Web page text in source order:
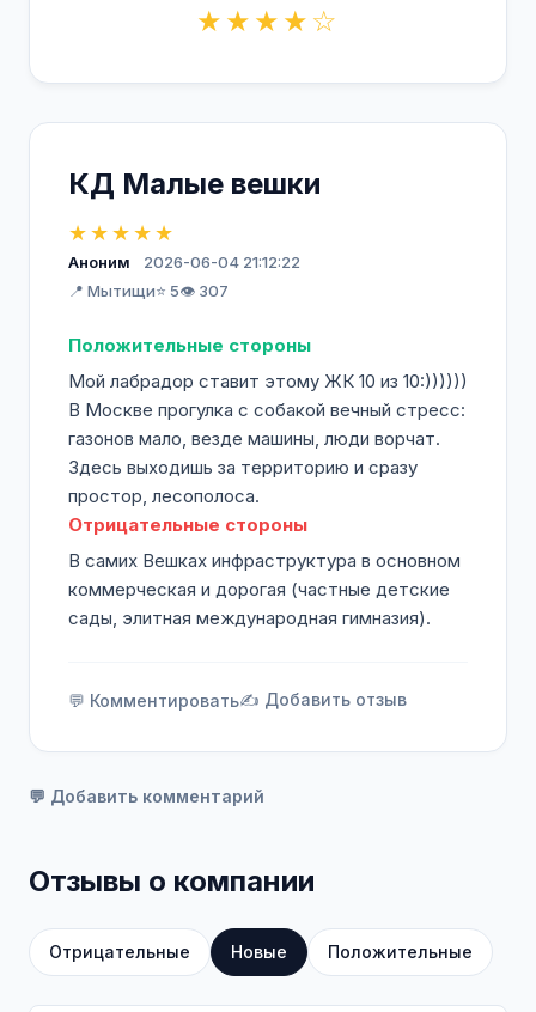
★★★★☆
КД Малые вешки
★★★★★
Аноним
2026-06-04 21:12:22
📍 Мытищи⭐ 5👁️ 307
Положительные стороны
Мой лабрадор ставит этому ЖК 10 из 10:))))))
В Москве прогулка с собакой вечный стресс:
газонов мало, везде машины, люди ворчат.
Здесь выходишь за территорию и сразу
простор, лесополоса.
Отрицательные стороны
В самих Вешках инфраструктура в основном
коммерческая и дорогая (частные детские
сады, элитная международная гимназия).
💬 Комментировать✍️ Добавить отзыв
💬 Добавить комментарий
Отзывы о компании
Отрицательные Новые Положительные